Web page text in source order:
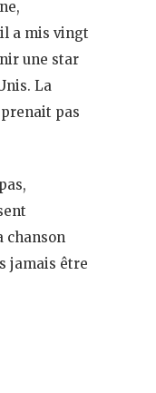
a mis vingt
une star
La
prenait pas
chanson
jamais être